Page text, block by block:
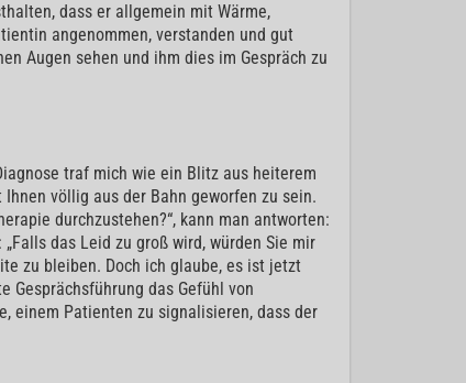
dass er allgemein mit Wärme,
angenommen, verstanden und gut
Augen sehen und ihm dies im Gespräch zu
traf mich wie ein Blitz aus heiterem
völlig aus der Bahn geworfen zu sein.
durchzustehen?“, kann man antworten:
das Leid zu groß wird, würden Sie mir
zu bleiben. Doch ich glaube, es ist jetzt
Gesprächsführung das Gefühl von
einem Patienten zu signalisieren, dass der